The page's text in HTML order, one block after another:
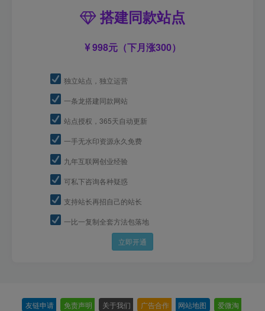
搭建同款站点
998元（下月涨300）
独立站点，独立运营
一条龙搭建同款网站
站点授权，365天自动更新
一手无水印资源永久免费
九年互联网创业经验
可私下咨询各种疑惑
支持站长再招自己的站长
一比一复制全套方法包落地
立即开通
友链申请 免责声明 关于我们 广告合作 网站地图 爱微淘